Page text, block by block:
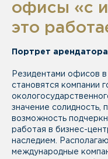
офисы «с
это
Портрет арендатора
Резидентами офисов в
становятся компании
значение солидность,
возможность
работая в бизнес-
наследием.
международные